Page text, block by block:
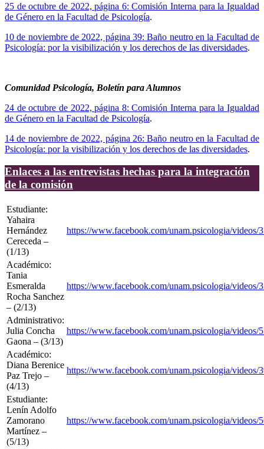
25 de octubre de 2022, página 6: Comisión Interna para la Igualdad
de Género en la Facultad de Psicología.
10 de noviembre de 2022, página 39: Baño neutro en la Facultad de
Psicología: por la visibilización y los derechos de las diversidades.
Comunidad Psicología, Boletín para Alumnos
24 de octubre de 2022, página 8: Comisión Interna para la Igualdad
de Género en la Facultad de Psicología.
14 de noviembre de 2022, página 26: Baño neutro en la Facultad de
Psicología: por la visibilización y los derechos de las diversidades.
Enlaces a las entrevistas hechas para la integración
de la comisión
Estudiante:
Yahaira
Hernández
Cereceda –
(1/13)
https://www.facebook.com/unam.psicologia/videos/
Académico:
Tania
Esmeralda
Rocha Sanchez
– (2/13)
https://www.facebook.com/unam.psicologia/videos/
Administrativo:
Julia Concha
Gaona – (3/13)
https://www.facebook.com/unam.psicologia/videos/
Académico:
Diana Berenice
Paz Trejo –
(4/13)
https://www.facebook.com/unam.psicologia/videos/
Estudiante:
Lenín Adolfo
Zamorano
Martínez –
(5/13)
https://www.facebook.com/unam.psicologia/videos/